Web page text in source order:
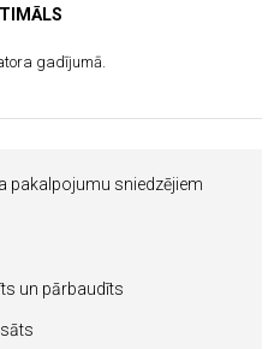
gadījumā.
pakalpojumu sniedzējiem
un pārbaudīts